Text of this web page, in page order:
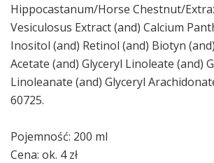
Hippocastanum/Horse Chestnut/
Vesiculosus Extract (and) Calcium
Inositol (and) Retinol (and) Biotyn
Acetate (and) Glyceryl Linoleate (and)
Linoleanate (and) Glyceryl
60725.
Pojemność: 200 ml
Cena: ok. 4 zł